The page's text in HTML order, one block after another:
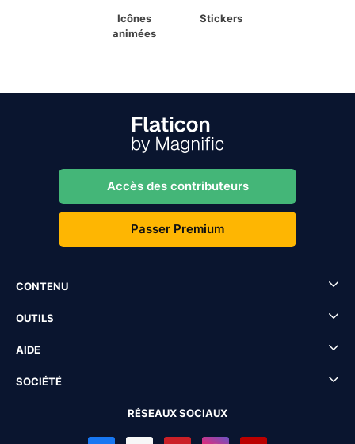
Icônes
animées
Stickers
Accès des contributeurs
Passer Premium
CONTENU
OUTILS
AIDE
SOCIÉTÉ
RÉSEAUX SOCIAUX